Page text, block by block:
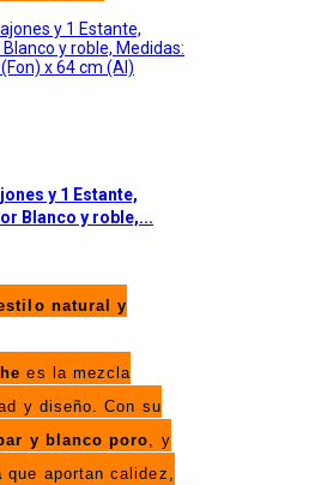
y 1 Estante,
Blanco y roble,...
natural y
es la mezcla
y diseño. Con su
y blanco poro , y
que aportan calidez,